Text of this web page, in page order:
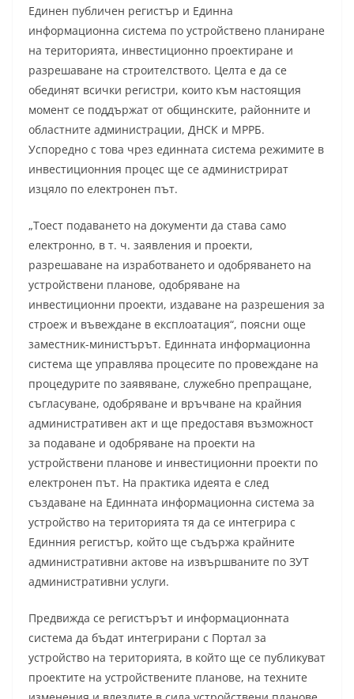
Единен публичен регистър и Единна
информационна система по устройствено планиране
на територията, инвестиционно проектиране и
разрешаване на строителството. Целта е да се
обединят всички регистри, които към настоящия
момент се поддържат от общинските, районните и
областните администрации, ДНСК и МРРБ.
Успоредно с това чрез единната система режимите в
инвестиционния процес ще се администрират
изцяло по електронен път.
„Тоест подаването на документи да става само
електронно, в т. ч. заявления и проекти,
разрешаване на изработването и одобряването на
устройствени планове, одобряване на
инвестиционни проекти, издаване на разрешения за
строеж и въвеждане в експлоатация“, поясни още
заместник-министърът. Единната информационна
система ще управлява процесите по провеждане на
процедурите по заявяване, служебно препращане,
съгласуване, одобряване и връчване на крайния
административен акт и ще предоставя възможност
за подаване и одобряване на проекти на
устройствени планове и инвестиционни проекти по
електронен път. На практика идеята е след
създаване на Единната информационна система за
устройство на територията тя да се интегрира с
Единния регистър, който ще съдържа крайните
административни актове на извършваните по ЗУТ
административни услуги.
Предвижда се регистърът и информационната
система да бъдат интегрирани с Портал за
устройство на територията, в който ще се публикуват
проектите на устройствените планове, на техните